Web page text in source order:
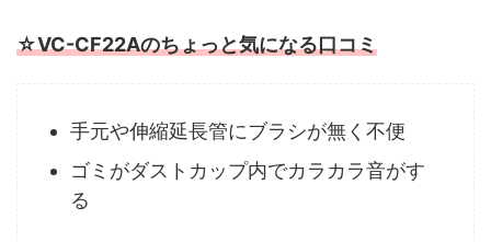
☆VC-CF22Aのちょっと気になる口コミ
手元や伸縮延長管にブラシが無く不便
ゴミがダストカップ内でカラカラ音がす
る